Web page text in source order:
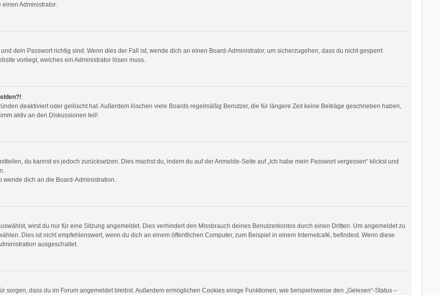
Administrator.
dein Passwort richtig sind. Wenn dies der Fall ist, wende dich an einen Board-Administrator, um sicherzugehen, dass du nicht gesperrt
vorliegt, welches ein Administrator lösen muss.
deaktiviert oder gelöscht hat. Außerdem löschen viele Boards regelmäßig Benutzer, die für längere Zeit keine Beiträge geschrieben haben,
aktiv an den Diskussionen teil!
du kannst es jedoch zurücksetzen. Dies machst du, indem du auf der Anmelde-Seite auf „Ich habe mein Passwort vergessen“ klickst und
wende dich an die Board-Administration.
wirst du nur für eine Sitzung angemeldet. Dies verhindert den Missbrauch deines Benutzerkontos durch einen Dritten. Um angemeldet zu
Dies ist nicht empfehlenswert, wenn du dich an einem öffentlichen Computer, zum Beispiel in einem Internetcafé, befindest. Wenn diese
ausgeschaltet.
sorgen, dass du im Forum angemeldet bleibst. Außerdem ermöglichen Cookies einige Funktionen, wie beispielsweise den „Gelesen“-Status –